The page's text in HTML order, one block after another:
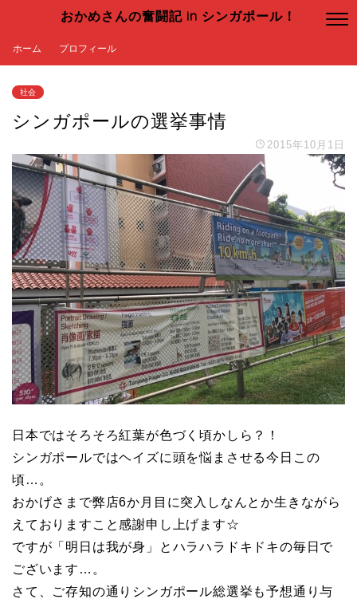
おかめさんの奮闘記 in シンガポール！
ホーム プロフィール
社会
シンガポールの選挙事情
2015年10月1日
日本ではそろそろ紅葉が色づく頃かしら？！
シンガポールではヘイズに頭を悩まさせる今日この
頃…。
おかげさまで弊店6か月目に突入しなんとか生きながら
えておりますこと感謝申し上げます☆
ですが「明日は我が身」とハラハラドキドキの毎日で
ございます…。
さて、ご存知の通りシンガポール総選挙も予想通り与